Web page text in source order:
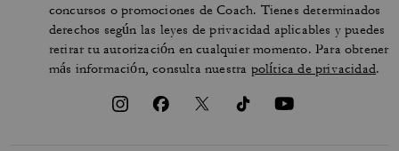
concursos o promociones de Coach. Tienes determinados
derechos según las leyes de privacidad aplicables y puedes
retirar tu autorización en cualquier momento. Para obtener
más información, consulta nuestra política de privacidad.